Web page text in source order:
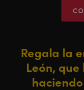
Regala la
León,